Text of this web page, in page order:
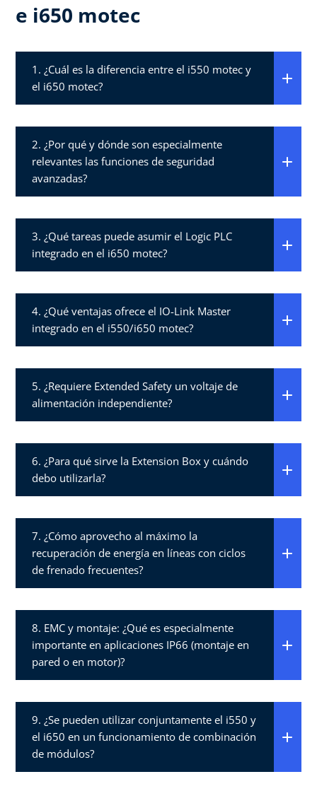
e i650 motec​
1. ¿Cuál es la diferencia entre el i550 motec y
el i650 motec?​
2. ¿Por qué y dónde son especialmente
relevantes las funciones de seguridad
avanzadas?​
3. ¿Qué tareas puede asumir el Logic PLC
integrado en el i650 motec?​
4. ¿Qué ventajas ofrece el IO-Link Master
integrado en el i550/i650 motec?​
5. ¿Requiere Extended Safety un voltaje de
alimentación independiente?​
6. ¿Para qué sirve la Extension Box y cuándo
debo utilizarla?​
7. ¿Cómo aprovecho al máximo la
recuperación de energía en líneas con ciclos
de frenado frecuentes?​
8. EMC y montaje: ¿Qué es especialmente
importante en aplicaciones IP66 (montaje en
pared o en motor)?​
9. ¿Se pueden utilizar conjuntamente el i550 y
el i650 en un funcionamiento de combinación
de módulos?​